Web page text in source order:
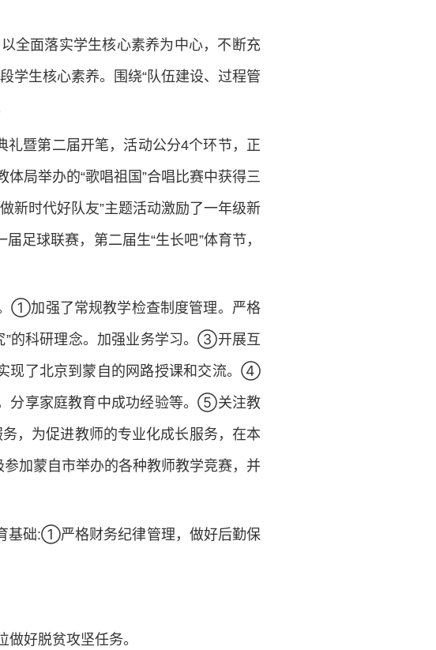
全面落实学生核心素养为中心，不断充
学生核心素养。围绕“队伍建设、过程管
暨第二届开笔，活动公分4个环节，正
局举办的“歌唱祖国”合唱比赛中获得三
新时代好队友”主题活动激励了一年级新
足球联赛，第二届生“生长吧”体育节，
①加强了常规教学检查制度管理。严格
的科研理念。加强业务学习。③开展互
现了北京到蒙自的网路授课和交流。④
分享家庭教育中成功经验等。⑤关注教
，为促进教师的专业化成长服务，在本
加蒙自市举办的各种教师教学竞赛，并
基础:①严格财务纪律管理，做好后勤保
好脱贫攻坚任务。